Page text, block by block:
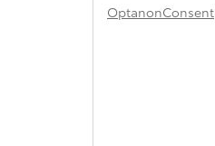
OptanonConsent